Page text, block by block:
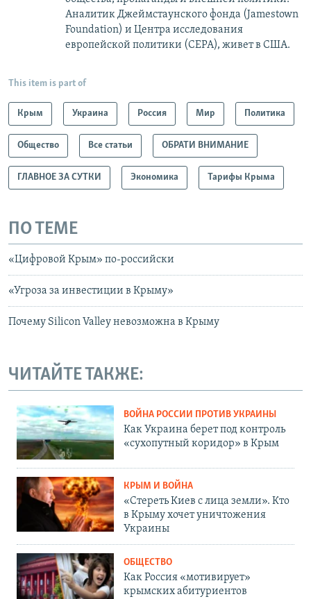
Аналитик Джеймстаунского фонда (Jamestown
Foundation) и Центра исследования
европейской политики (CEPA), живет в США.
This item is part of
Крым Украина Россия Мир Политика
Общество Все статьи ОБРАТИ ВНИМАНИЕ
ГЛАВНОЕ ЗА СУТКИ Экономика Тарифы Крыма
ПО ТЕМЕ
«Цифровой Крым» по-российски
«Угроза за инвестиции в Крыму»
Почему Siliсon Valley невозможна в Крыму
ЧИТАЙТЕ ТАКЖЕ:
ВОЙНА РОССИИ ПРОТИВ УКРАИНЫ
Как Украина берет под контроль
«сухопутный коридор» в Крым
КРЫМ И ВОЙНА
«Стереть Киев с лица земли». Кто
в Крыму хочет уничтожения
Украины
ОБЩЕСТВО
Как Россия «мотивирует»
крымских абитуриентов